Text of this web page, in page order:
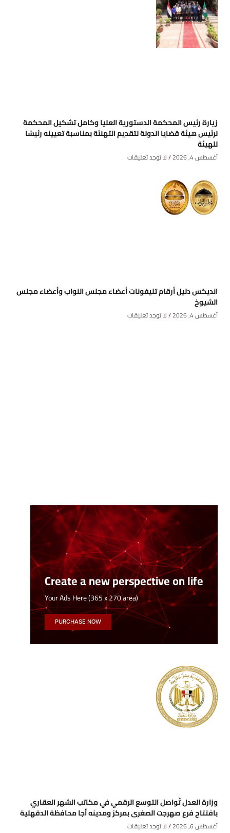
زيارة رئيس المحكمة الدستورية العليا وكامل تشكيل المحكمة
لرئيس هيئة قضايا الدولة لتقديم التهنئة بمناسبة تعيينه رئيسًا
للهيئة
أغسطس 4, 2026 لا توجد تعليقات
انديكس دليل أرقام تليفونات أعضاء مجلس النواب وأعضاء مجلس
الشيوخ
أغسطس 4, 2026 لا توجد تعليقات
Create a new perspective on life
Your Ads Here (365 x 270 area)
PURCHASE NOW
وزارة العدل تُواصل التوسع الرقمي في مكاتب الشهر العقاري
بافتتاح فرع صهرجت الصغرى بمركز ومدينه أجا محافظة الدقهلية
أغسطس 6, 2026 لا توجد تعليقات